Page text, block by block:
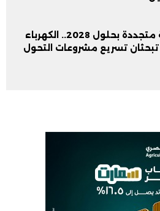
45% طاقة متجددة بحلول 2028.. الكهرباء
تسريع مشروعات التحول